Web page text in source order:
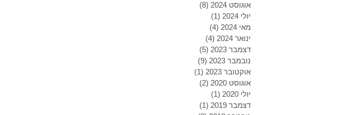
אוגוסט 2024
(8)
יולי 2024
(1)
מאי 2024
(4)
ינואר 2024
(4)
דצמבר 2023
(5)
נובמבר 2023
(9)
אוקטובר 2023
(1)
אוגוסט 2020
(2)
יולי 2020
(1)
דצמבר 2019
(1)